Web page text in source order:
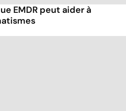
EMDR peut aider à